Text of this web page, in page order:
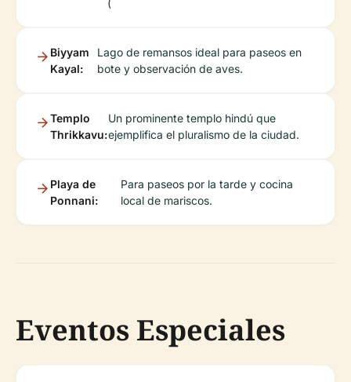
(
Biyyam
Kayal:
Lago de remansos ideal para paseos en
bote y observación de aves.
Templo
Thrikkavu:
Un prominente templo hindú que
ejemplifica el pluralismo de la ciudad.
Playa de
Ponnani:
Para paseos por la tarde y cocina
local de mariscos.
Eventos Especiales